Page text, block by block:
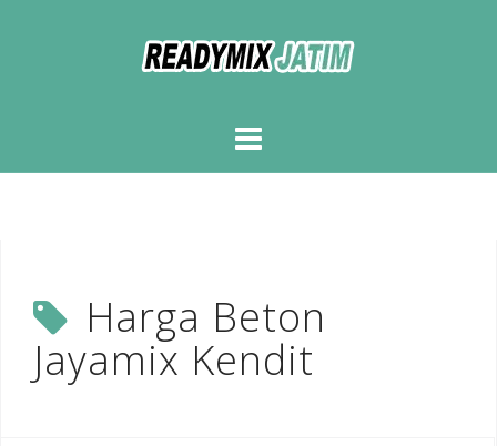
Harga Beton
Jayamix Kendit